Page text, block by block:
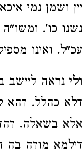
יין ושמן נמי
נשנו כו'.
עכ"ל. ואינו
ולי נראה ליישב
דלא כהלל. דהא
אלא בשאלה.
דילמא מודה בה